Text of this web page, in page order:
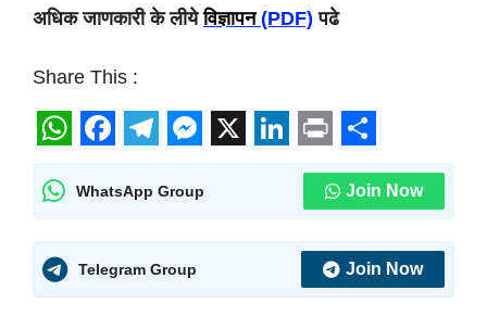
अधिक जाणकारी के लीयेविज्ञापन(PDF) पढे
Share This :
h
t
a
e
e
e
e
s
P
r
S
h
r
WhatsApp Group Join Now
Telegram Group Join Now